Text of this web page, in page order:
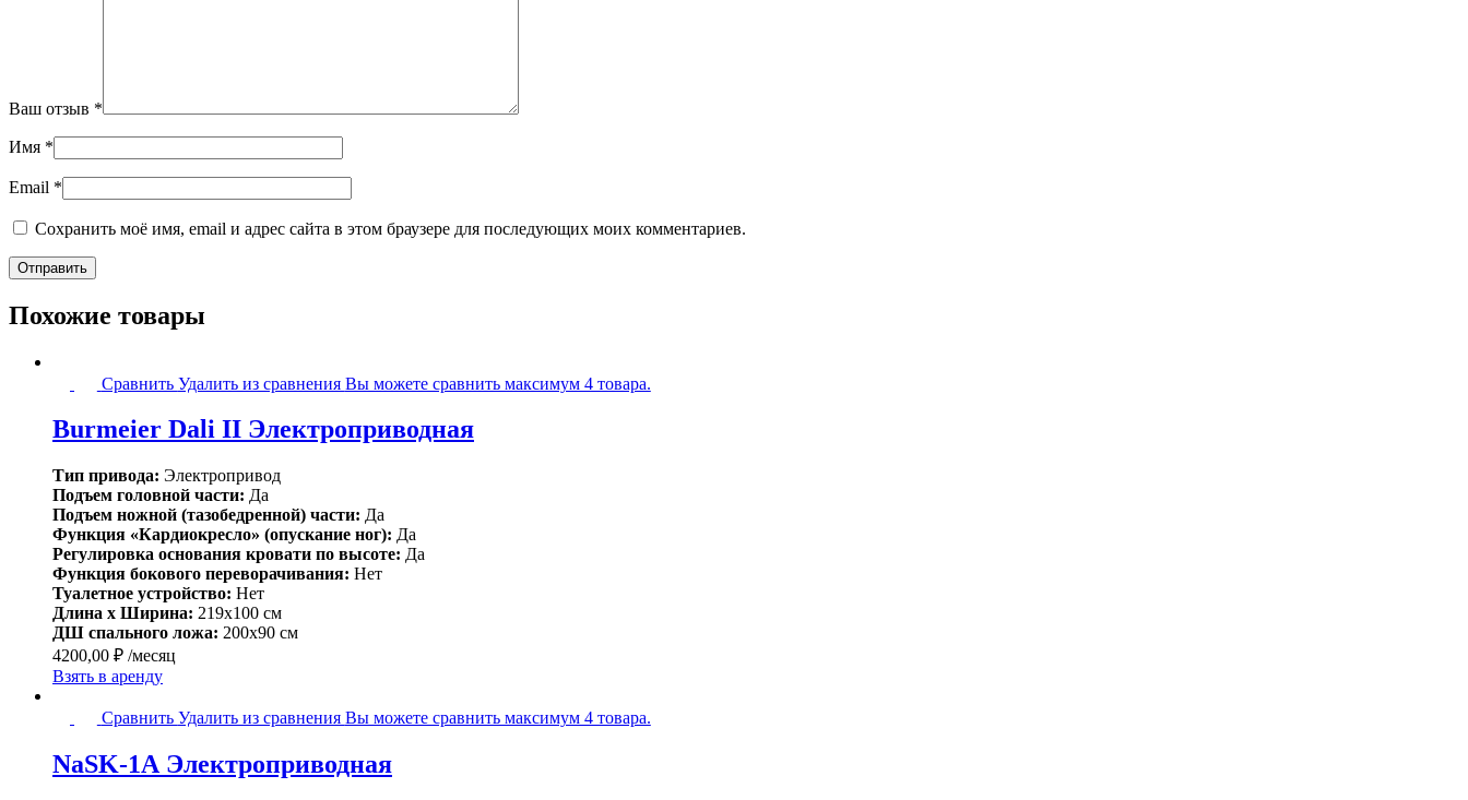
Ваш отзыв *
Имя *
Email *
Сохранить моё имя, email и адрес сайта в этом браузере для последующих моих комментариев.
Похожие товары
Burmeier
II
Электроприводная
Сравнить Удалить из сравнения Вы можете сравнить максимум 4 товара.
Burmeier Dali II Электроприводная
Тип привода: Электропривод
Подъем головной части: Да
Подъем ножной (тазобедренной) части: Да
Функция «Кардиокресло» (опускание ног): Да
Регулировка основания кровати по высоте: Да
Функция бокового переворачивания: Нет
Туалетное устройство: Нет
Длина x Ширина: 219x100 см
ДШ спального ложа: 200x90 см
4200,00 ₽ /месяц
Взять в аренду
Электроприводная
Сравнить Удалить из сравнения Вы можете сравнить максимум 4 товара.
NаSK-1А Электроприводная